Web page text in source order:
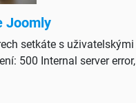
Joomly
setkáte s
500 Internal server